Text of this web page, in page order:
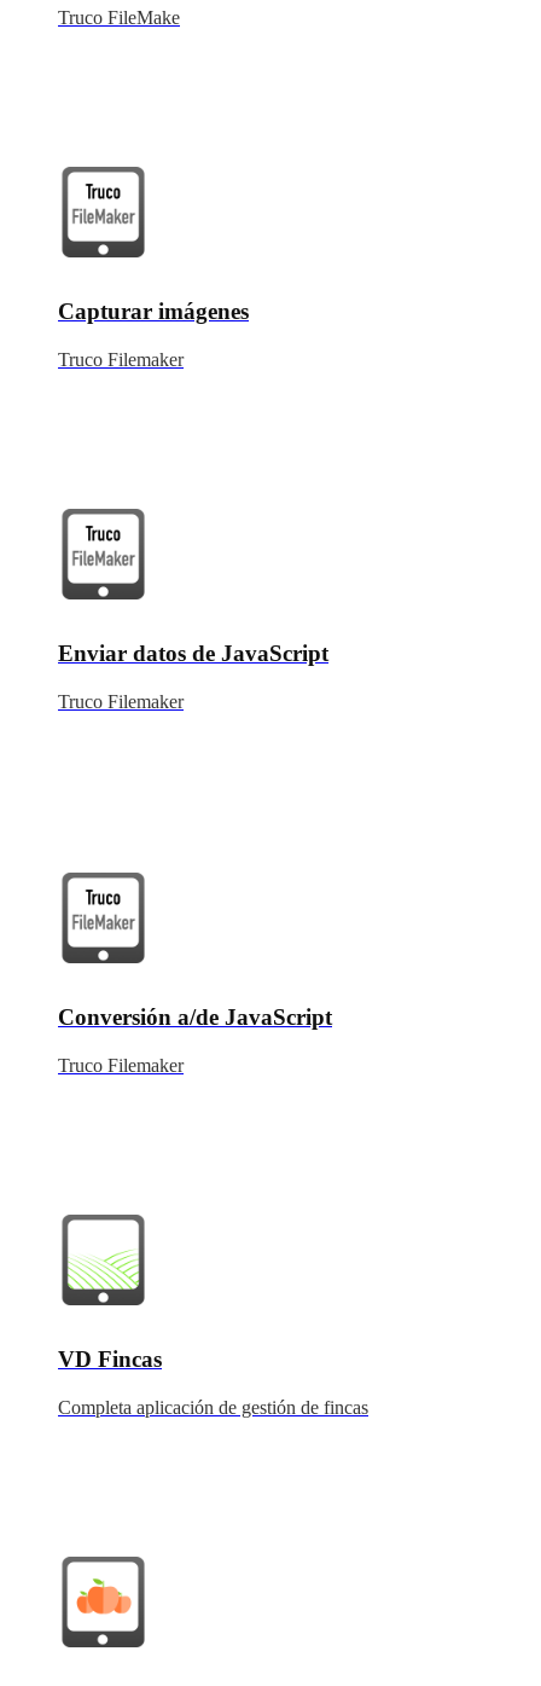
Truco FileMake
Capturar imágenes
Truco Filemaker
Enviar datos de JavaScript
Truco Filemaker
Conversión a/de JavaScript
Truco Filemaker
VD Fincas
Completa aplicación de gestión de fincas